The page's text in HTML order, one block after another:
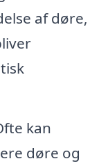
af døre,
kan
døre og